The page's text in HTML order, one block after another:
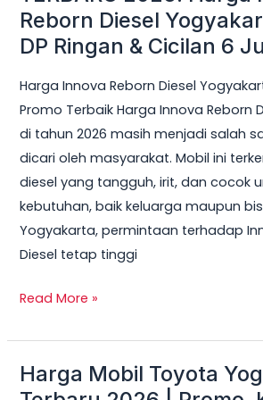
Reborn Diesel
DP Ringan & Cicilan 6
Harga Innova Reborn Diesel
Promo Terbaik Harga Innova Reborn
di tahun 2026 masih menjadi salah
dicari oleh masyarakat. Mobil ini
diesel yang tangguh, irit, dan cocok
kebutuhan, baik keluarga maupun
Yogyakarta, permintaan terhadap
Diesel tetap tinggi
Cicilan
6
Read More »
Harga Mobil Toyota
Harga
Mobil